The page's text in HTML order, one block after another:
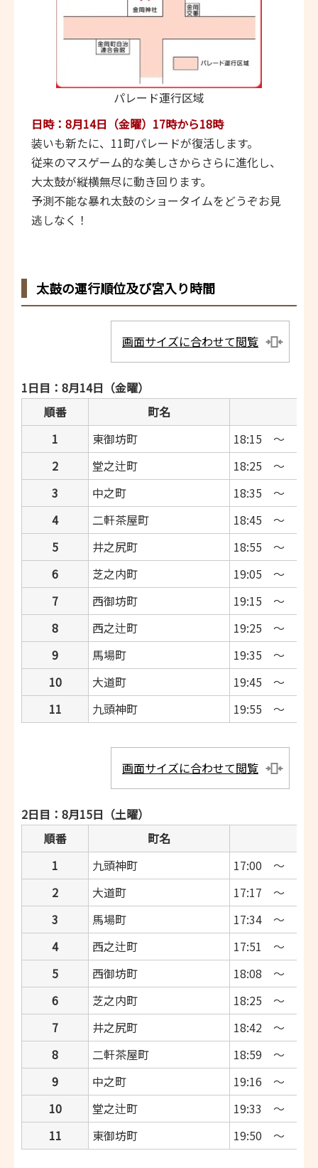
パレード運行区域
日時：8月14日（金曜）17時から18時
装いも新たに、11町パレードが復活します。
従来のマスゲーム的な美しさからさらに進化し、
大太鼓が縦横無尽に動き回ります。
予測不能な暴れ太鼓のショータイムをどうぞお見
逃しなく！
太鼓の運行順位及び宮入り時間
画面サイズに合わせて閲覧
1日目：8月14日（金曜）
順番
町名
1
東御坊町
18:15 ～
2
堂之辻町
18:25 ～
3
中之町
18:35 ～
4
二軒茶屋町
18:45 ～
5
井之尻町
18:55 ～
6
芝之内町
19:05 ～
7
西御坊町
19:15 ～
8
西之辻町
19:25 ～
9
馬場町
19:35 ～
10
大道町
19:45 ～
11
九頭神町 19:55 ～
画面サイズに合わせて閲覧
2日目：8月15日（土曜）
順番
町名
1
九頭神町
17:00 ～
2
大道町
17:17 ～
3
馬場町
17:34 ～
4
西之辻町
17:51 ～
5
西御坊町
18:08 ～
6
芝之内町
18:25 ～
7
井之尻町
18:42 ～
8
二軒茶屋町
18:59 ～
9
中之町
19:16 ～
10
堂之辻町
19:33 ～
11
東御坊町 19:50 ～